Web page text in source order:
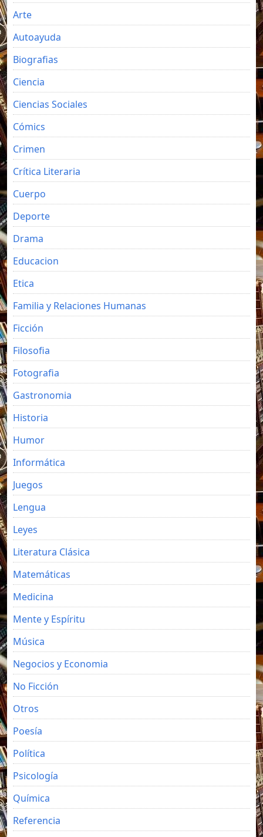
Arte
Autoayuda
Biografias
Ciencia
Ciencias Sociales
Cómics
Crimen
Crítica Literaria
Cuerpo
Deporte
Drama
Educacion
Etica
Familia y Relaciones Humanas
Ficción
Filosofia
Fotografia
Gastronomia
Historia
Humor
Informática
Juegos
Lengua
Leyes
Literatura Clásica
Matemáticas
Medicina
Mente y Espíritu
Música
Negocios y Economia
No Ficción
Otros
Poesía
Política
Psicología
Química
Referencia